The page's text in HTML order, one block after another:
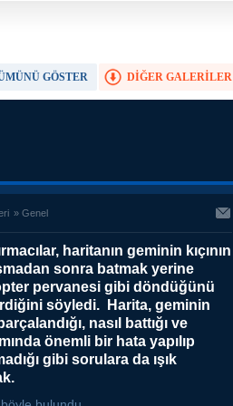
DİĞER GALERİLER
GÖSTER
» Genel
haritanın geminin kıçının
sonra batmak yerine
pervanesi gibi döndüğünü
söyledi. Harita, geminin
nasıl battığı ve
önemli bir hata yapılıp
gibi sorulara da ışık